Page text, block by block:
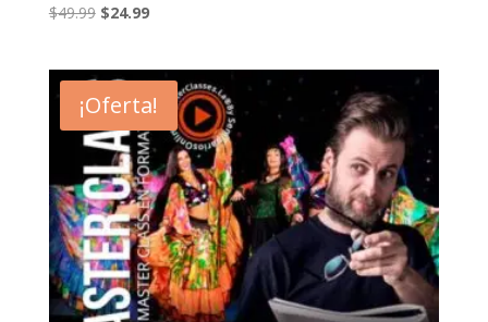
Valorado
con
$49.99 El
era:
$49.99.
$24.99El
es:
$24.99.
¡Oferta!